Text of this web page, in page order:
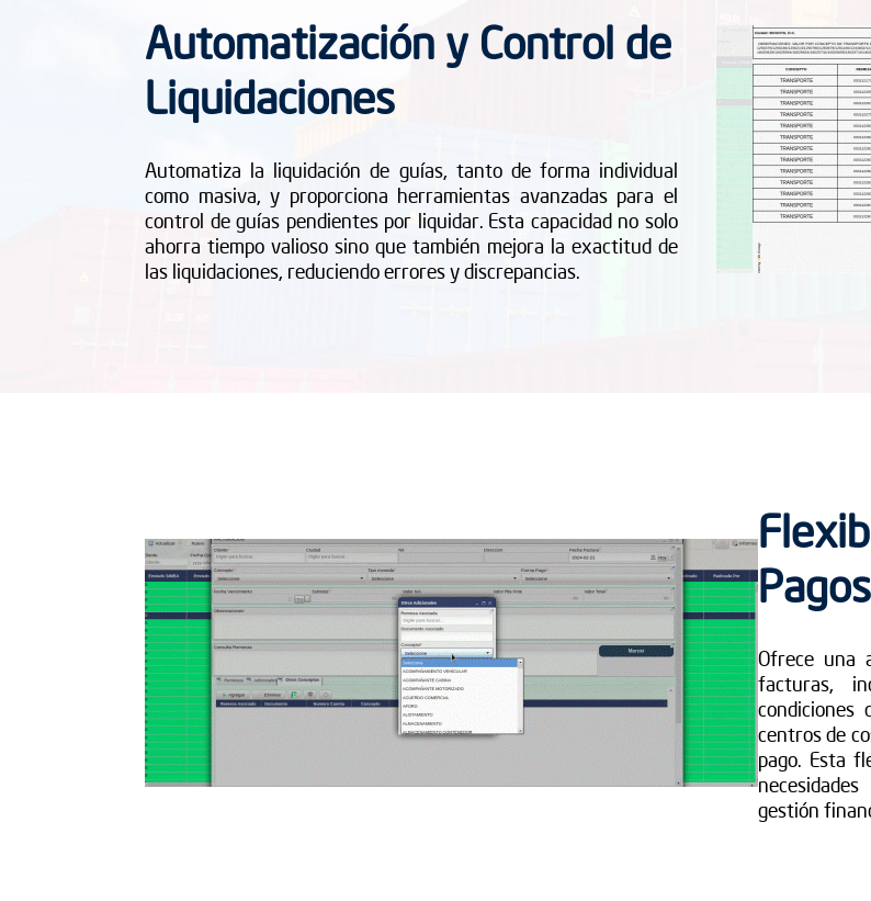
Automatización y Control de
Liquidaciones
Automatiza la liquidación de guías, tanto de forma individual
como masiva, y proporciona herramientas avanzadas para el
control de guías pendientes por liquidar. Esta capacidad no solo
ahorra tiempo valioso sino que también mejora la exactitud de
las liquidaciones, reduciendo errores y discrepancias.
Pagos
Ofrece una
facturas,
condiciones
centros de
pago. Esta
gestión